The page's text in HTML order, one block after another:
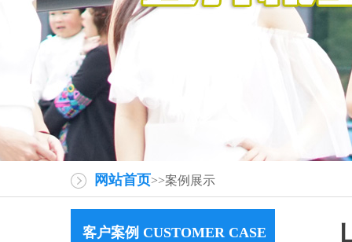
网站首页>>案例展示
客户案例 CUSTOMER CASE